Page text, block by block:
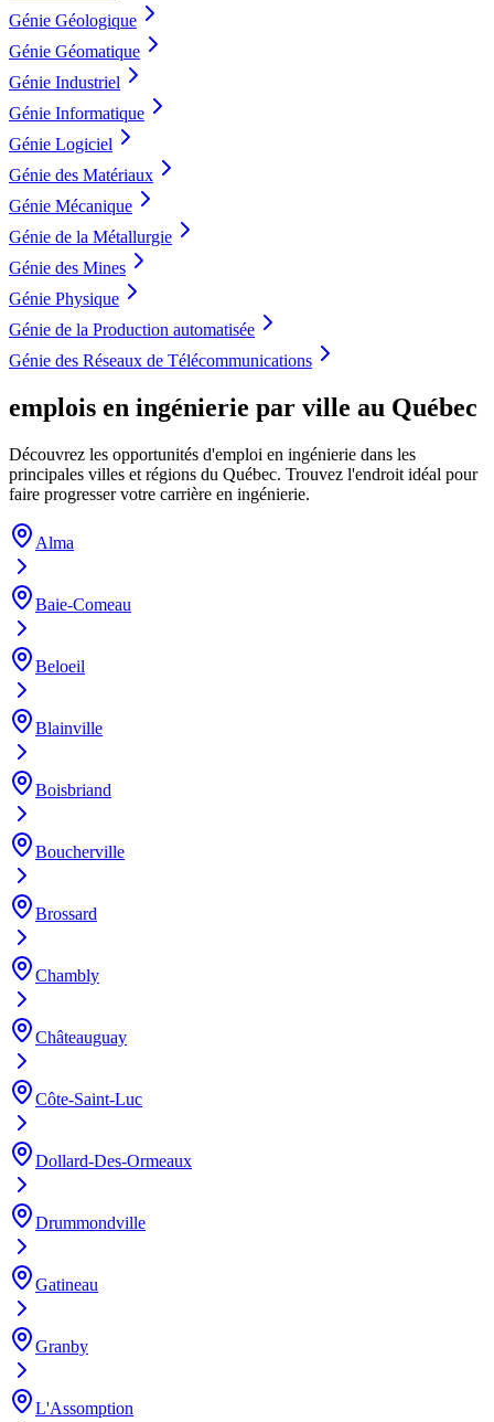
Génie Géologique
Génie Géomatique
Génie Industriel
Génie Informatique
Génie Logiciel
Génie des Matériaux
Génie Mécanique
Génie de la Métallurgie
Génie des Mines
Génie Physique
Génie de la Production automatisée
Génie des Réseaux de Télécommunications
emplois en ingénierie par ville au Québec
Découvrez les opportunités d'emploi en ingénierie dans les
principales villes et régions du Québec. Trouvez l'endroit idéal pour
faire progresser votre carrière en ingénierie.
Alma
Baie-Comeau
Beloeil
Blainville
Boisbriand
Boucherville
Brossard
Chambly
Châteauguay
Côte-Saint-Luc
Dollard-Des-Ormeaux
Drummondville
Gatineau
Granby
L'Assomption